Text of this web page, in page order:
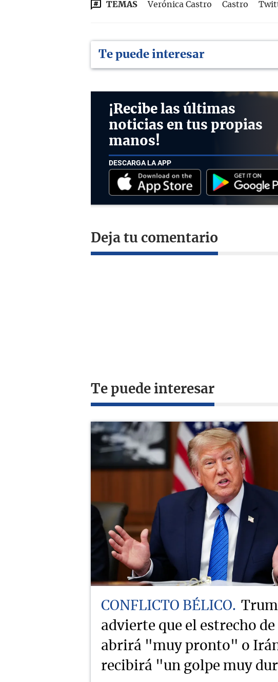
TEMAS Verónica Castro Castro
Te puede interesar
¡Recibe las últimas
noticias en tus propias
manos!
DESCARGA LA APP
Deja tu comentario
Te puede interesar
CONFLICTO BÉLICO
advierte que el estrecho
abrirá "muy pronto" o
recibirá "un golpe muy